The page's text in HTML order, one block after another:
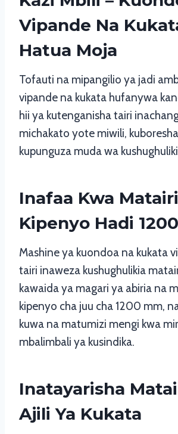
Vipande Na
Hatua Moja
Tofauti na mipangilio ya jadi
vipande na kukata hufanywa
hii ya kutenganisha tairi
michakato yote miwili,
kupunguza muda wa
Inafaa Kwa
Kipenyo Hadi
Mashine ya kuondoa na kukata
tairi inaweza kushughulikia
kawaida ya magari ya abiria na
kipenyo cha juu cha 1200 mm,
kuwa na matumizi mengi kwa
mbalimbali ya kusindika.
Inatayarisha
Ajili Ya Kukata